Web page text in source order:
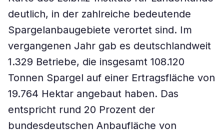
deutlich, in der zahlreiche bedeutende
Spargelanbaugebiete verortet sind. Im
vergangenen Jahr gab es deutschlandweit
1.329 Betriebe, die insgesamt 108.120
Tonnen Spargel auf einer Ertragsfläche von
19.764 Hektar angebaut haben. Das
entspricht rund 20 Prozent der
bundesdeutschen Anbaufläche von